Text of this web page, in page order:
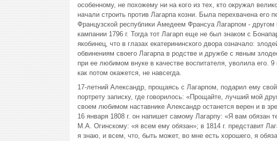
особенному, не похожему ни на кого из тех, кто окружал
начали строить против Лагарпа козни. Была перехвачена его
Французской республики Амедеем Франсуа Лагарпом -
кампании 1796 г. Тогда тот Лагарп еще не был знаком с
якобинец, что в глазах екатерининского двора означало:
обвинениям своего Лагарпа в родстве и дружбе с явным
при ее любимом внуке в качестве воспитателя, уволила его.
как потом окажется, не навсегда.
17-летний Александр, прощаясь с Лагарпом, подарил ему
портрету записку, где говорилось: «Прощайте, лучший мой
своем любимом наставнике Александр останется верен и в
16 января 1808 г. он напишет самому Лагарпу: «Я вам обязан
М.А. Огинскому: «я всем ему обязан»; в 1814 г. представит
я знаю, и всем, что, быть может, во мне есть хорошего, я